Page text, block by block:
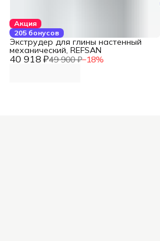
Акция
205 бонусов
40 918 ₽49 900 ₽−18%
Экструдер для глины настенный
механический, REFSAN